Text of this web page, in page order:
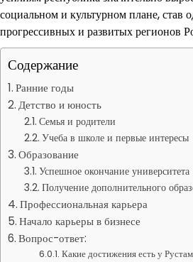
социальном и культурном плане, став
прогрессивных и развитых регионов
Содержание
Ранние годы
Детство и юность
Семья и родители
Учеба в школе и первые интересы
Образование
Успешное окончание университета
Получение дополнительного
Профессиональная карьера
Начало карьеры в бизнесе
Вопрос-ответ:
Какие достижения есть у